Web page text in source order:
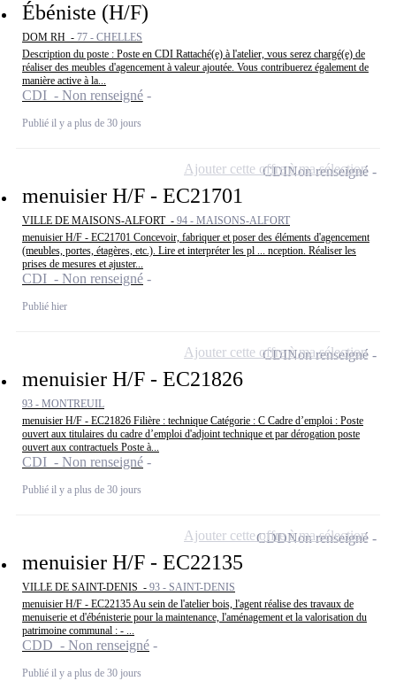
Ébéniste (H/F)
DOM RH - 77 - CHELLES
Description du poste : Poste en CDI Rattaché(e) à l'atelier, vous serez chargé(e) de
réaliser des meubles d'agencement à valeur ajoutée. Vous contribuerez également de
manière active à la...
CDI - Non renseigné
Publié il y a plus de 30 jours
menuisier H/F - EC21701
VILLE DE MAISONS-ALFORT - 94 - MAISONS-ALFORT
menuisier H/F - EC21701 Concevoir, fabriquer et poser des éléments d'agencement
(meubles, portes, étagères, etc.). Lire et interpréter les pl ... nception. Réaliser les
prises de mesures et ajuster...
CDI - Non renseigné
Publié hier
CDINon renseigné
Ajouter cette offre à ma sélection
menuisier H/F - EC21826
93 - MONTREUIL
menuisier H/F - EC21826 Filière : technique Catégorie : C Cadre d’emploi : Poste
ouvert aux titulaires du cadre d’emploi d'adjoint technique et par dérogation poste
ouvert aux contractuels Poste à...
CDI - Non renseigné
Publié il y a plus de 30 jours
CDINon renseigné
Ajouter cette offre à ma sélection
menuisier H/F - EC22135
VILLE DE SAINT-DENIS - 93 - SAINT-DENIS
menuisier H/F - EC22135 Au sein de l'atelier bois, l'agent réalise des travaux de
menuiserie et d'ébénisterie pour la maintenance, l'aménagement et la valorisation du
patrimoine communal : - ...
CDD - Non renseigné
Publié il y a plus de 30 jours
CDDNon renseigné
Ajouter cette offre à ma sélection